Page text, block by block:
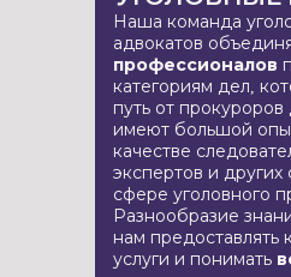
Наша команда
адвокатов
профессионалов
категориям дел,
путь от прокуроров
имеют большой
качестве
экспертов и других
сфере уголовного
Разнообразие
нам предоставлять
услуги и понимать